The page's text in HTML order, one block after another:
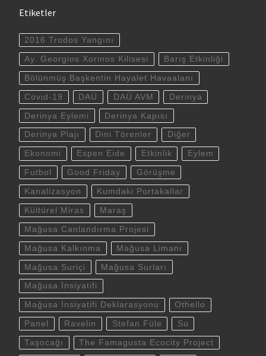
Etiketler
2016 Trodos Yangını
Ay. Georgios Xorinos Kilisesi Barış Etkinliği
Bölünmüş Başkentin Hayalet Havaalanı
Covid-19 DAÜ DAÜ AVM Derinya
Derinya Eylemi Derinya Kapısı
Derinya Plajı Dini Törenler Diğer
Ekonomi Espen Eide Etkinlik Eylem
Futbol Good Friday Görüşme
Kanalizasyon Kumdaki Portakallar
Kültürel Miras Maraş
Mağusa Canlandırma Projesi
Mağusa Kalkınma Mağusa Limanı
Mağusa Suriçi Mağusa Surları
Mağusa İnsiyatifi
Mağusa İnsiyatifi Deklarasyonu Othello
Panel Ravelin Stefan Füle Su
Taşocağı The Famagusta Ecocity Project